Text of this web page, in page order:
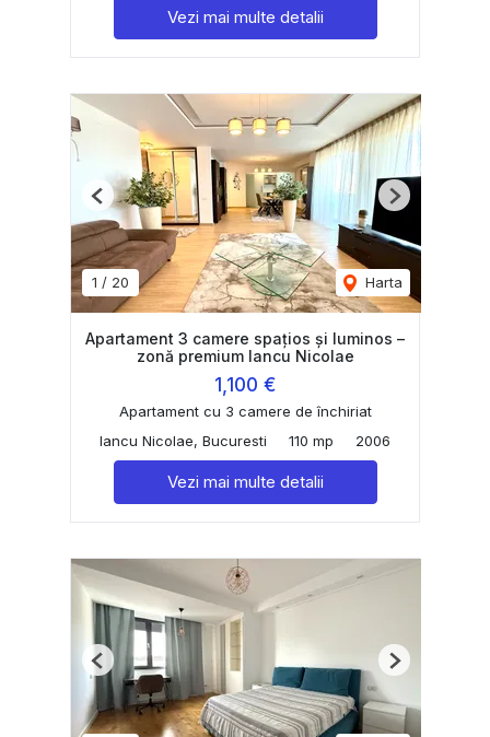
Vezi mai multe detalii
1 / 20 Harta
Previous Next
Apartament 3 camere spațios și luminos –
zonă premium Iancu Nicolae
1,100 €
Apartament cu 3 camere de închiriat
Iancu Nicolae, Bucuresti
110 mp 2006
Vezi mai multe detalii
Previous Next